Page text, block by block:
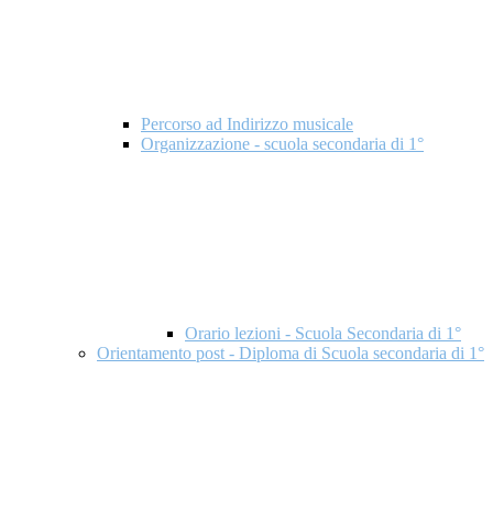
Percorso ad Indirizzo musicale
Organizzazione - scuola secondaria di 1°
Orario lezioni - Scuola Secondaria di 1°
Orientamento post - Diploma di Scuola secondaria di 1°